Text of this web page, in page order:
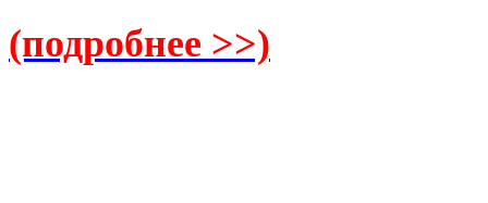
(подробнее >>)